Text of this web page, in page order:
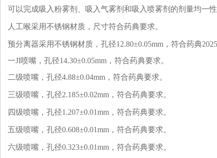
可以完成吸入粉雾剂、吸入气雾剂和吸入喷雾剂的剂量均一
人工喉采用不锈钢材质，尺寸符合药典要求。
预分离器采用不锈钢材质，孔径12.80±0.05mm，符合药典
一JI喷嘴，孔径14.30±0.05mm，符合药典要求。
二级喷嘴，孔径4.88±0.04mm，符合药典要求。
三级喷嘴，孔径2.185±0.02mm，符合药典要求。
四级喷嘴，孔径1.207±0.01mm，符合药典要求。
五级喷嘴，孔径0.608±0.01mm，符合药典要求。
六级喷嘴，孔径0.323±0.01mm，符合药典要求。